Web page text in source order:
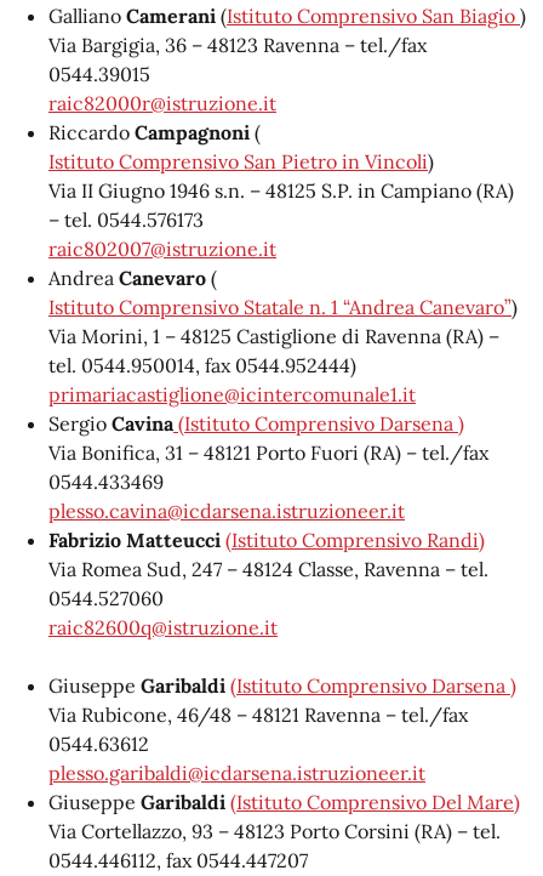
Galliano Camerani (Istituto Comprensivo San Biagio )
Via Bargigia, 36 – 48123 Ravenna – tel./fax
0544.39015
raic82000r@istruzione.it
Riccardo Campagnoni (
Istituto Comprensivo San Pietro in Vincoli)
Via II Giugno 1946 s.n. – 48125 S.P. in Campiano (RA)
– tel. 0544.576173
raic802007@istruzione.it
Andrea Canevaro (
Istituto Comprensivo Statale n. 1 “Andrea Canevaro”)
Via Morini, 1 – 48125 Castiglione di Ravenna (RA) –
tel. 0544.950014, fax 0544.952444)
primariacastiglione@icintercomunale1.it
Sergio Cavina(Istituto Comprensivo Darsena )
Via Bonifica, 31 – 48121 Porto Fuori (RA) – tel./fax
0544.433469
plesso.cavina@icdarsena.istruzioneer.it
Fabrizio Matteucci (Istituto Comprensivo Randi)
Via Romea Sud, 247 – 48124 Classe, Ravenna – tel.
0544.527060
raic82600q@istruzione.it
Giuseppe Garibaldi (Istituto Comprensivo Darsena )
Via Rubicone, 46/48 – 48121 Ravenna – tel./fax
0544.63612
plesso.garibaldi@icdarsena.istruzioneer.it
Giuseppe Garibaldi (Istituto Comprensivo Del Mare)
Via Cortellazzo, 93 – 48123 Porto Corsini (RA) – tel.
0544.446112, fax 0544.447207